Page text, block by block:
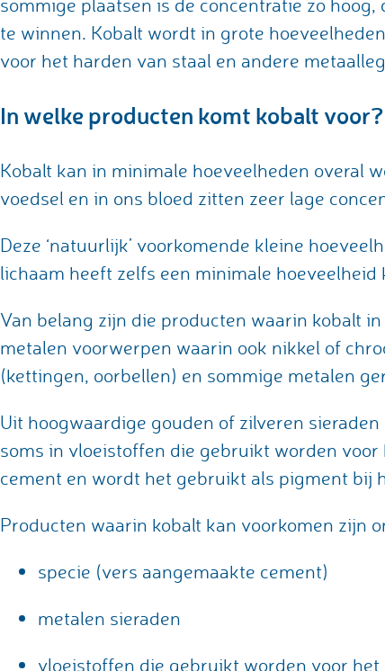
te winnen. Kobalt wordt in grote
voor het harden van staal en andere
In welke producten komt kobalt voor?
Kobalt kan in minimale hoeveelheden overal
voedsel en in ons bloed zitten zeer lage
Deze ‘natuurlijk’ voorkomende kleine
lichaam heeft zelfs een minimale
Van belang zijn die producten waarin kobalt
metalen voorwerpen waarin ook nikkel of
(kettingen, oorbellen) en sommige metalen
Uit hoogwaardige gouden of zilveren
soms in vloeistoffen die gebruikt worden
cement en wordt het gebruikt als pigment bij
Producten waarin kobalt kan voorkomen zijn
specie (vers aangemaakte cement)
metalen sieraden
vloeistoffen die gebruikt worden voor het